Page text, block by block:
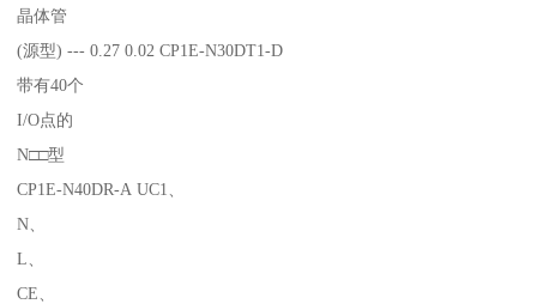
晶体管
(源型) --- 0.27 0.02 CP1E-N30DT1-D
带有40个
I/O点的
N□□型
CP1E-N40DR-A UC1、
N、
L、
CE、